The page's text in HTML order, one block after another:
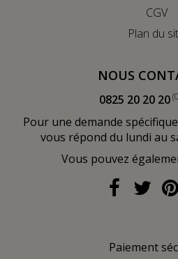
CGV
Plan du
NOUS
0825 20 20 20
Pour une demande
vous répond du lundi au
Vous pouvez
Paiement